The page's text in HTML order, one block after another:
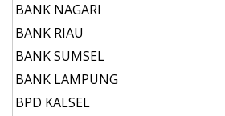
BANK NAGARI
BANK RIAU
BANK SUMSEL
BANK LAMPUNG
BPD KALSEL